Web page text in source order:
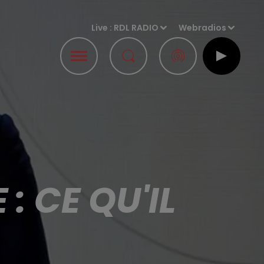
Live : RDL RADIO Webradios
: CE QU'IL